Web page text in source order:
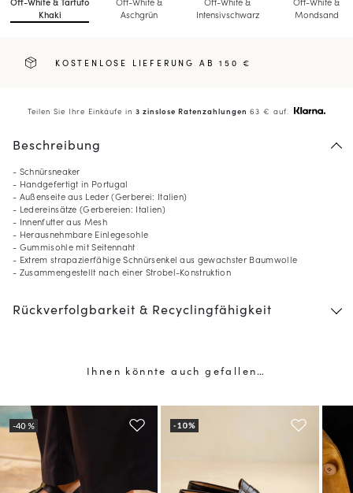
Khaki
Aschgrün
Intensivschwarz
Mondsand
KOSTENLOSE LIEFERUNG AB 150 €
Teilen Sie Ihre Einkäufe in 3 zinslose Ratenzahlungen 63 € auf.
Beschreibung
- Schnürsneaker
- Handgefertigt in Portugal
- Außenseite aus Leder (Gerberei: Italien)
- Ledereinsätze (Gerbereien: Italien)
- Innenfutter aus Mesh
- Herausnehmbare Einlegesohle
- Gummisohle mit Seitennaht
- Extrem strapazierfähige Schnürsenkel aus gewachster Baumwolle
- Zusammengestellt nach einer Strobel-Konstruktion
Rückverfolgbarkeit & Recyclingfähigkeit
Ihnen könnte auch gefallen…